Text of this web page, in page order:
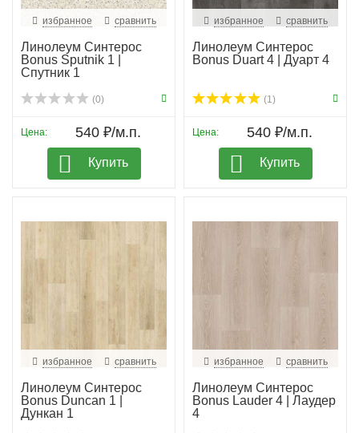
избранное сравнить
Линолеум Синтерос
Bonus Sputnik 1 |
Спутник 1
(0)
Цена: 540 ₽/м.п.
Купить
избранное сравнить
Линолеум Синтерос
Bonus Duart 4 | Дуарт 4
(1)
Цена: 540 ₽/м.п.
Купить
избранное сравнить
Линолеум Синтерос
Bonus Duncan 1 |
Дункан 1
избранное сравнить
Линолеум Синтерос
Bonus Lauder 4 | Лаудер
4